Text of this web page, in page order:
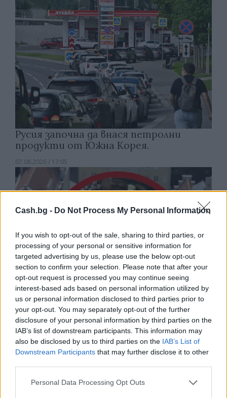
Cash.bg - Do Not Process My Personal Information
If you wish to opt-out of the sale, sharing to third parties, or
processing of your personal or sensitive information for
targeted advertising by us, please use the below opt-out
section to confirm your selection. Please note that after your
opt-out request is processed you may continue seeing
interest-based ads based on personal information utilized by
us or personal information disclosed to third parties prior to
your opt-out. You may separately opt-out of the further
disclosure of your personal information by third parties on the
IAB’s list of downstream participants. This information may
also be disclosed by us to third parties on the IAB’s List of
Downstream Participants that may further disclose it to other
Personal Data Processing Opt Outs
Русия започна да внася петролни
продукти от Южна Корея.
07.08.2026 / 17:05
Древен храм на почти 900 години
откриха под кафене за сладолед в
Полша